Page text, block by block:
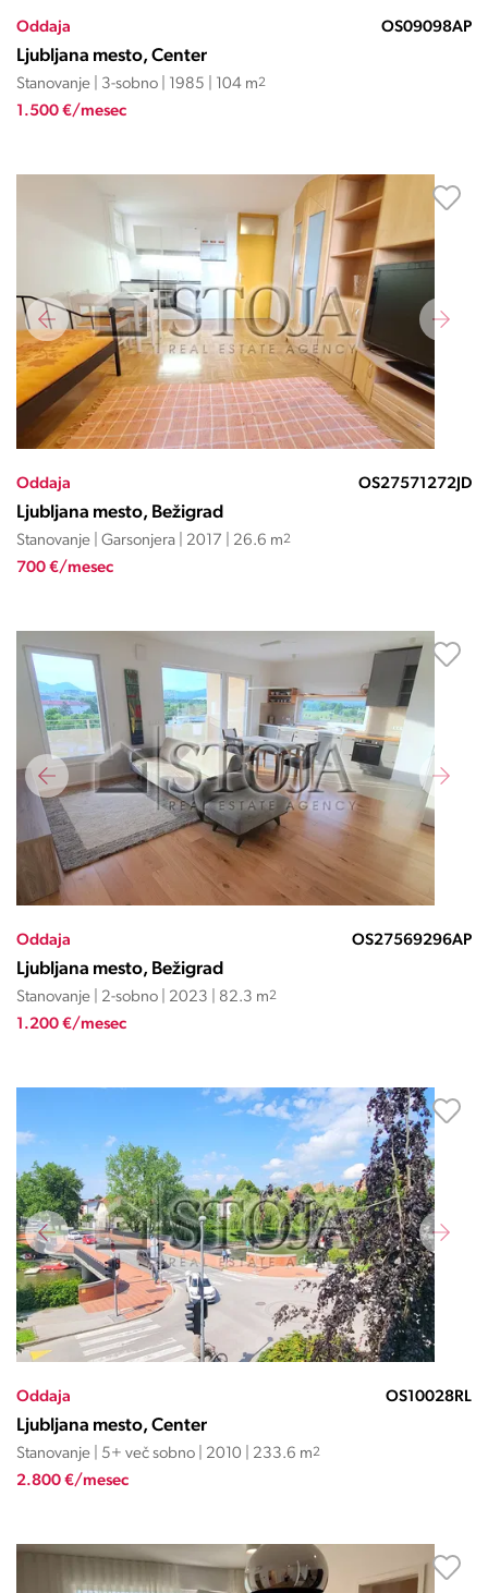
Oddaja OS09098AP
Ljubljana mesto, Center
Stanovanje | 3-sobno | 1985 | 104 m2
1.500 €/mesec
Oddaja OS27571272JD
Ljubljana mesto, Bežigrad
Stanovanje | Garsonjera | 2017 | 26.6 m2
700 €/mesec
Oddaja OS27569296AP
Ljubljana mesto, Bežigrad
Stanovanje | 2-sobno | 2023 | 82.3 m2
1.200 €/mesec
Oddaja OS10028RL
Ljubljana mesto, Center
Stanovanje | 5+ več sobno | 2010 | 233.6 m2
2.800 €/mesec